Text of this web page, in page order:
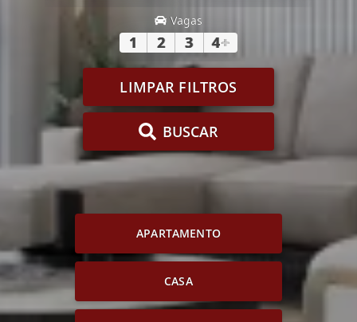
Vagas
1 2 3 4+
LIMPAR FILTROS
BUSCAR
APARTAMENTO
CASA